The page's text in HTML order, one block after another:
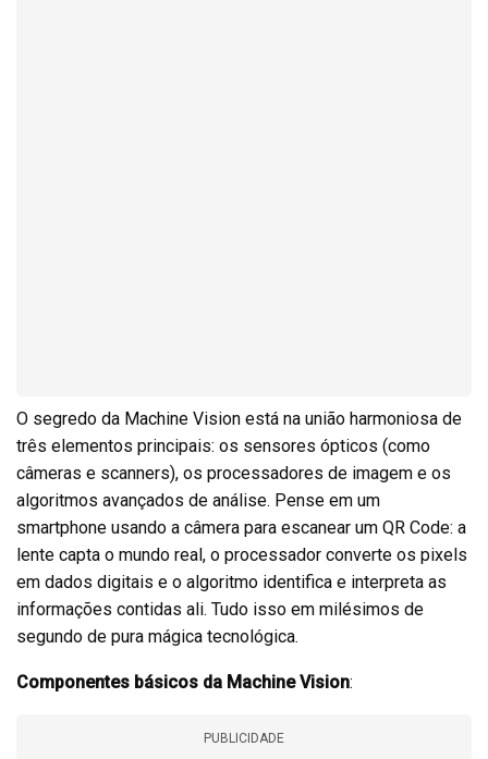
O segredo da Machine Vision está na união harmoniosa de
três elementos principais: os sensores ópticos (como
câmeras e scanners), os processadores de imagem e os
algoritmos avançados de análise. Pense em um
smartphone usando a câmera para escanear um QR Code: a
lente capta o mundo real, o processador converte os pixels
em dados digitais e o algoritmo identifica e interpreta as
informações contidas ali. Tudo isso em milésimos de
segundo de pura mágica tecnológica.
Componentes básicos da Machine Vision:
PUBLICIDADE